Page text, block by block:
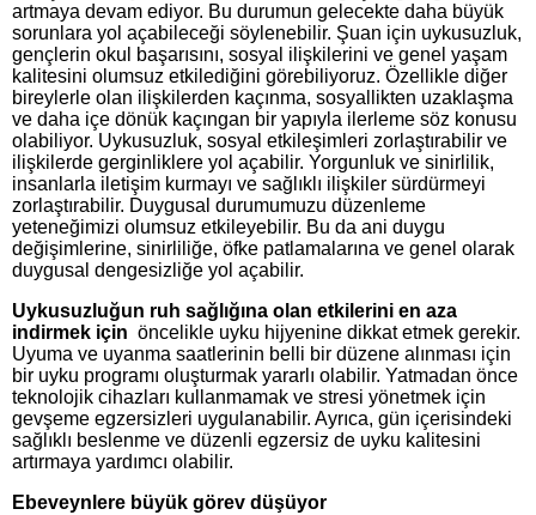
artmaya devam ediyor. Bu durumun gelecekte daha büyük
sorunlara yol açabileceği söylenebilir. Şuan için uykusuzluk,
gençlerin okul başarısını, sosyal ilişkilerini ve genel yaşam
kalitesini olumsuz etkilediğini görebiliyoruz. Özellikle diğer
bireylerle olan ilişkilerden kaçınma, sosyallikten uzaklaşma
ve daha içe dönük kaçıngan bir yapıyla ilerleme söz konusu
olabiliyor. Uykusuzluk, sosyal etkileşimleri zorlaştırabilir ve
ilişkilerde gerginliklere yol açabilir. Yorgunluk ve sinirlilik,
insanlarla iletişim kurmayı ve sağlıklı ilişkiler sürdürmeyi
zorlaştırabilir. Duygusal durumumuzu düzenleme
yeteneğimizi olumsuz etkileyebilir. Bu da ani duygu
değişimlerine, sinirliliğe, öfke patlamalarına ve genel olarak
duygusal dengesizliğe yol açabilir.
Uykusuzluğun ruh sağlığına olan etkilerini en aza
indirmek için öncelikle uyku hijyenine dikkat etmek gerekir.
Uyuma ve uyanma saatlerinin belli bir düzene alınması için
bir uyku programı oluşturmak yararlı olabilir. Yatmadan önce
teknolojik cihazları kullanmamak ve stresi yönetmek için
gevşeme egzersizleri uygulanabilir. Ayrıca, gün içerisindeki
sağlıklı beslenme ve düzenli egzersiz de uyku kalitesini
artırmaya yardımcı olabilir.
Ebeveynlere büyük görev düşüyor